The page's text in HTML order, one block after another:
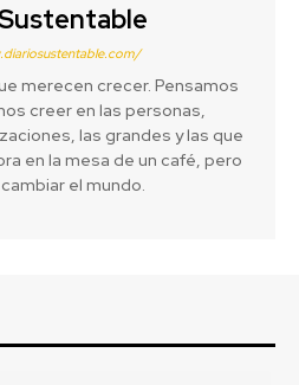
merecen crecer. Pensamos
creer en las personas,
las grandes y las que
en la mesa de un café, pero
el mundo.